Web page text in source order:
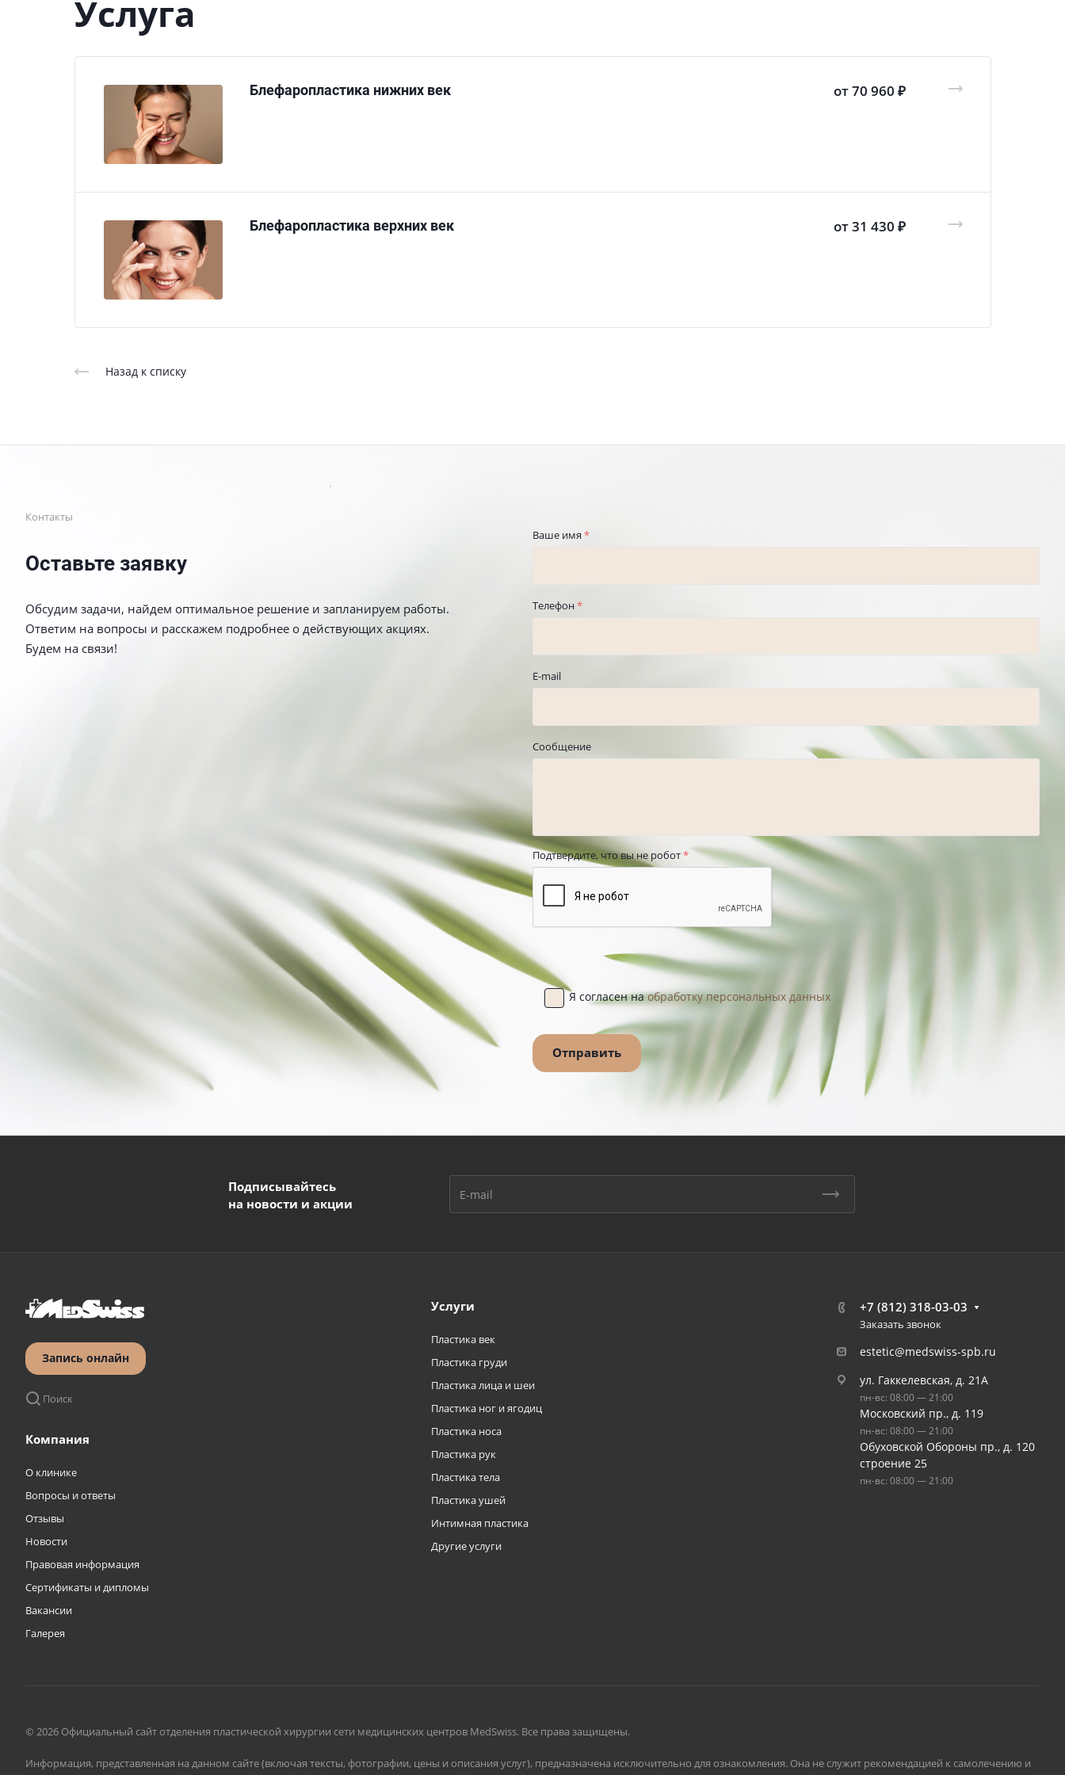
Услуга
Блефаропластика нижних век от 70 960 ₽
Блефаропластика верхних век от 31 430 ₽
Назад к списку
Контакты
Оставьте заявку
Обсудим задачи, найдем оптимальное решение и запланируем работы.
Ответим на вопросы и расскажем подробнее о действующих акциях.
Будем на связи!
Ваше имя *
Телефон*
E-mail
Сообщение
Подтвердите, что вы не робот*
Я согласен наобработку персональных данных
Подписывайтесь
на новости и акции
Запись онлайн
Поиск
Компания
О клинике
Вопросы и ответы
Отзывы
Новости
Правовая информация
Сертификаты и дипломы
Вакансии
Галерея
Услуги
Пластика век
Пластика груди
Пластика лица и шеи
Пластика ног и ягодиц
Пластика носа
Пластика рук
Пластика тела
Пластика ушей
Интимная пластика
Другие услуги
+7 (812) 318-03-03
Заказать звонок
estetic@medswiss-spb.ru
ул. Гаккелевская, д. 21А
пн-вс: 08:00 — 21:00
Московский пр., д. 119
пн-вс: 08:00 — 21:00
Обуховской Обороны пр., д. 120
строение 25
пн-вс: 08:00 — 21:00
© 2026 Официальный сайт отделения пластической хирургии сети медицинских центров MedSwiss. Все права защищены.
Информация, представленная на данном сайте (включая тексты, фотографии, цены и описания услуг), предназначена исключительно для ознакомления. Она не служит рекомендацией к самолечению и